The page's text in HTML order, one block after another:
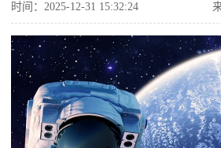
时间：2025-12-31 15:32:24